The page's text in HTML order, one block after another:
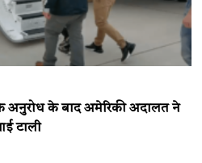
अनुरोध के बाद अमेरिकी अदालत ने
टाली